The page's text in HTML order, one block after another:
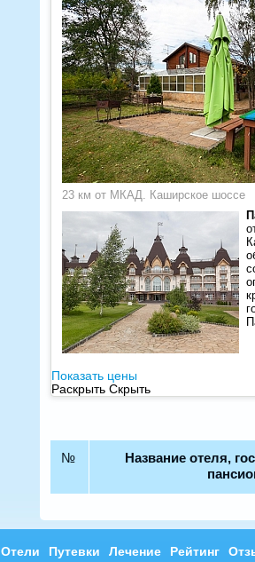
23 км от МКАД. Каширское шоссе
Показать цены
Раскрыть Скрыть
№
Название отеля,
Отели Путевки Лечение Рейтинг